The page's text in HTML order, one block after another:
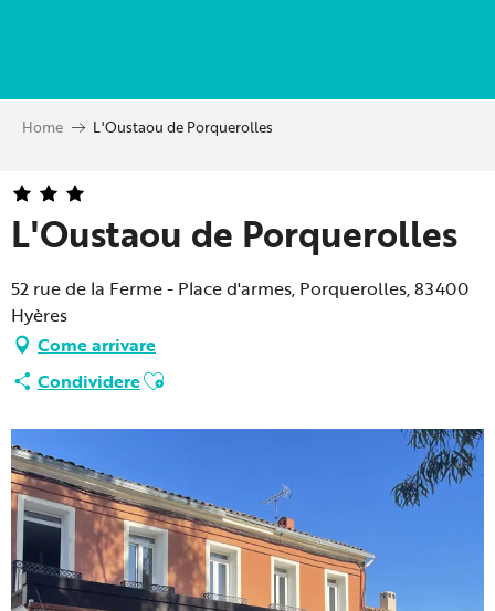
principal
Home L'Oustaou de Porquerolles
L'Oustaou de Porquerolles
52 rue de la Ferme - Place d'armes, Porquerolles, 83400
Hyères
Come arrivare
CondividereAjouter aux favoris